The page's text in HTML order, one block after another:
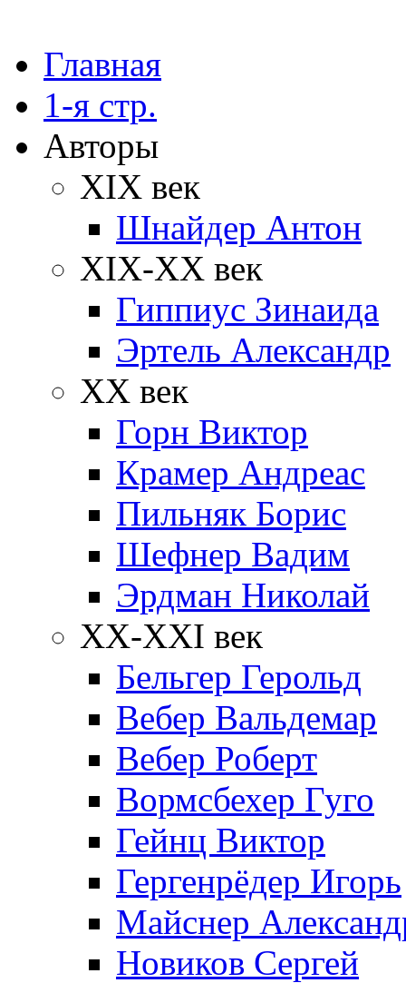
Главная
1-я стр.
Авторы
XIX век
Шнайдер Антон
XIX-XX век
Гиппиус Зинаида
Эртель Александр
XX век
Горн Виктор
Крамер Андреас
Пильняк Борис
Шефнер Вадим
Эрдман Николай
ХХ-XXI век
Бельгер Герольд
Вебер Вальдемар
Вебер Роберт
Вормсбехер Гуго
Гейнц Виктор
Гергенрёдер Игорь
Майснер
Новиков Сергей